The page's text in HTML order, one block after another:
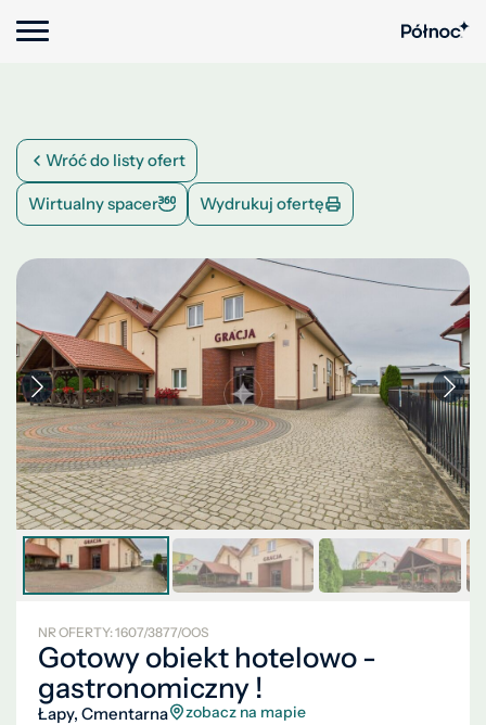
Wróć do listy ofert
Wirtualny spacer Wydrukuj ofertę
NR OFERTY: 1607/3877/OOS
Gotowy obiekt hotelowo -
gastronomiczny !
Łapy, Cmentarna zobacz na mapie